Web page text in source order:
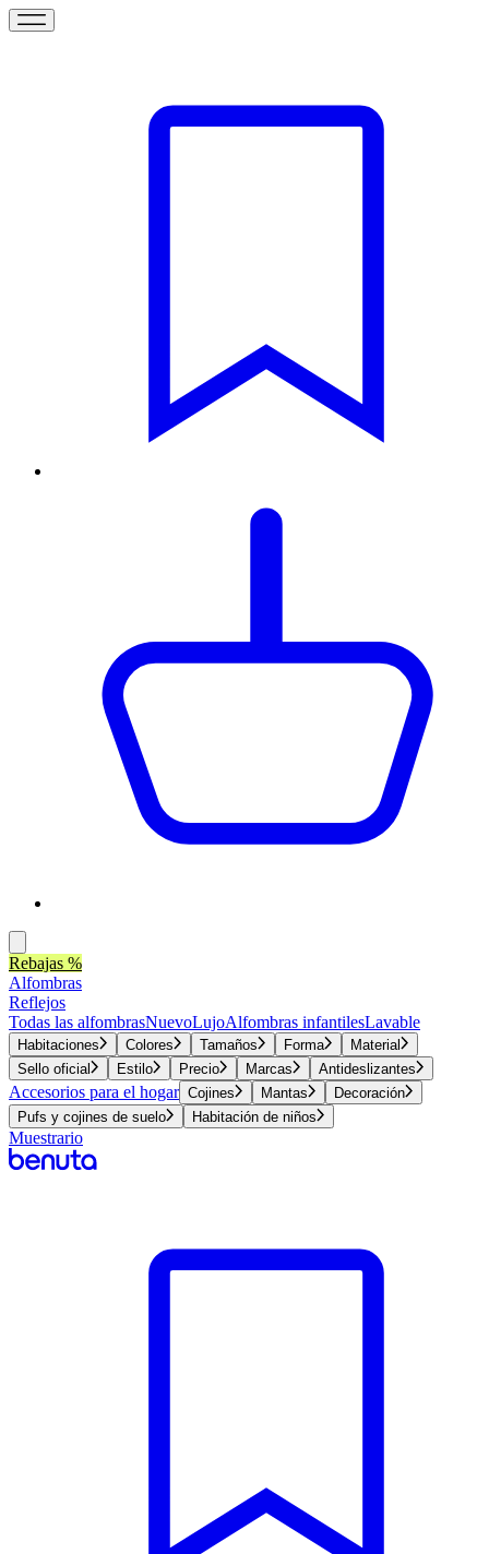
Rebajas %
Alfombras
Reflejos
Todas las alfombrasNuevoLujoAlfombras infantilesLavable
Habitaciones Colores Tamaños Forma
Material
Sello oficial
Estilo Precio Marcas Antideslizantes
Accesorios para el hogar Cojines Mantas
Decoración
Pufs y cojines de suelo
Habitación de niños
Muestrario